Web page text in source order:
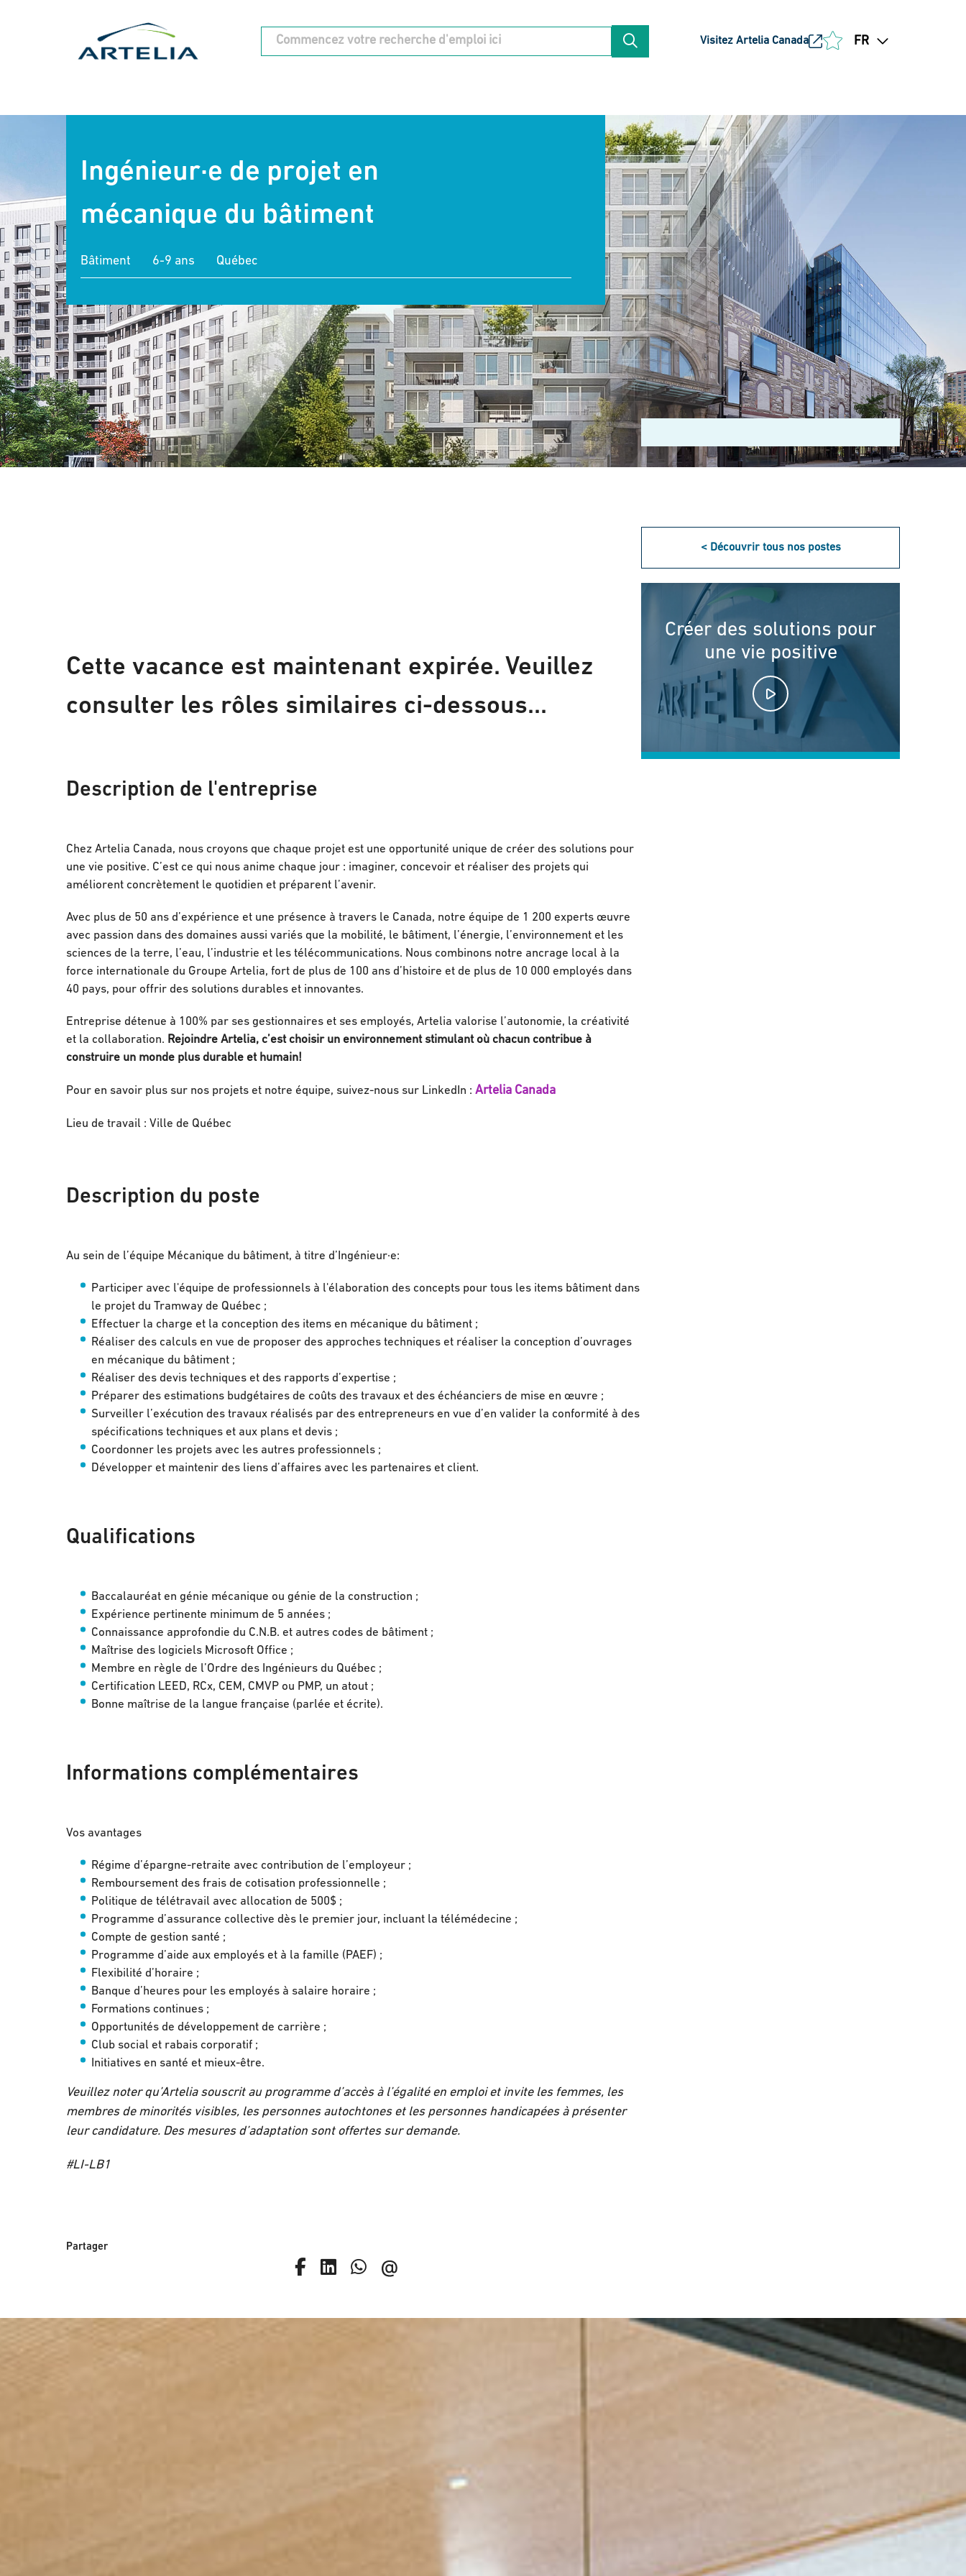
Visitez Artelia Canada FR
Ingénieur·e de projet en
mécanique du bâtiment
Bâtiment 6-9 ans Québec
Cette vacance est maintenant expirée. Veuillez
consulter les rôles similaires ci-dessous...
Description de l'entreprise
Chez Artelia Canada, nous croyons que chaque projet est une opportunité unique de créer des solutions pour
une vie positive. C’est ce qui nous anime chaque jour : imaginer, concevoir et réaliser des projets qui
améliorent concrètement le quotidien et préparent l’avenir.
Avec plus de 50 ans d’expérience et une présence à travers le Canada, notre équipe de 1 200 experts œuvre
avec passion dans des domaines aussi variés que la mobilité, le bâtiment, l’énergie, l’environnement et les
sciences de la terre, l’eau, l’industrie et les télécommunications. Nous combinons notre ancrage local à la
force internationale du Groupe Artelia, fort de plus de 100 ans d’histoire et de plus de 10 000 employés dans
40 pays, pour offrir des solutions durables et innovantes.
Entreprise détenue à 100% par ses gestionnaires et ses employés, Artelia valorise l’autonomie, la créativité
et la collaboration. Rejoindre Artelia, c’est choisir un environnement stimulant où chacun contribue à
construire un monde plus durable et humain!
Pour en savoir plus sur nos projets et notre équipe, suivez-nous sur LinkedIn : Artelia Canada
Lieu de travail : Ville de Québec
Description du poste
Au sein de l’équipe Mécanique du bâtiment, à titre d’Ingénieur·e:
Participer avec l'équipe de professionnels à l'élaboration des concepts pour tous les items bâtiment dans
le projet du Tramway de Québec ;
Effectuer la charge et la conception des items en mécanique du bâtiment ;
Réaliser des calculs en vue de proposer des approches techniques et réaliser la conception d’ouvrages
en mécanique du bâtiment ;
Réaliser des devis techniques et des rapports d’expertise ;
Préparer des estimations budgétaires de coûts des travaux et des échéanciers de mise en œuvre ;
Surveiller l’exécution des travaux réalisés par des entrepreneurs en vue d’en valider la conformité à des
spécifications techniques et aux plans et devis ;
Coordonner les projets avec les autres professionnels ;
Développer et maintenir des liens d’affaires avec les partenaires et client.
Qualifications
Baccalauréat en génie mécanique ou génie de la construction ;
Expérience pertinente minimum de 5 années ;
Connaissance approfondie du C.N.B. et autres codes de bâtiment ;
Maîtrise des logiciels Microsoft Office ;
Membre en règle de l’Ordre des Ingénieurs du Québec ;
Certification LEED, RCx, CEM, CMVP ou PMP, un atout ;
Bonne maîtrise de la langue française (parlée et écrite).
Informations complémentaires
Vos avantages
Régime d’épargne-retraite avec contribution de l’employeur ;
Remboursement des frais de cotisation professionnelle ;
Politique de télétravail avec allocation de 500$ ;
Programme d’assurance collective dès le premier jour, incluant la télémédecine ;
Compte de gestion santé ;
Programme d’aide aux employés et à la famille (PAEF) ;
Flexibilité d’horaire ;
Banque d’heures pour les employés à salaire horaire ;
Formations continues ;
Opportunités de développement de carrière ;
Club social et rabais corporatif ;
Initiatives en santé et mieux-être.
Veuillez noter qu’Artelia souscrit au programme d’accès à l’égalité en emploi et invite les femmes, les
membres de minorités visibles, les personnes autochtones et les personnes handicapées à présenter
leur candidature. Des mesures d’adaptation sont offertes sur demande.
#LI-LB1
Partager
< Découvrir tous nos postes
Créer des solutions pour
une vie positive